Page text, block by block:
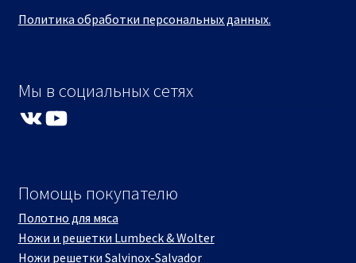
Политика обработки персональных данных.
Мы в социальных сетях
VK YouTube
Помощь покупателю
Полотно для мяса
Ножи и решетки Lumbeck & Wolter
Ножи решетки Salvinox-Salvador